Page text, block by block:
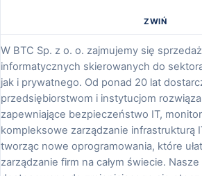
ZWIŃ
W BTC Sp. z o. o. zajmujemy się
informatycznych skierowanych do
jak i prywatnego. Od ponad 20 lat
przedsiębiorstwom i instytucjom
zapewniające bezpieczeństwo IT,
kompleksowe zarządzanie infrastrukturą
tworząc nowe oprogramowania, które
zarządzanie firm na całym świecie.